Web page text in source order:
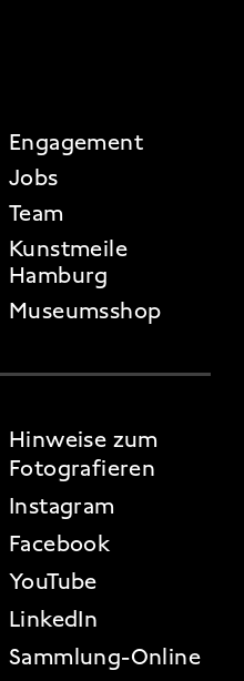
Engagement
Jobs
Team
Kunstmeile
Hamburg
Museumsshop
Hinweise zum
Fotografieren
Instagram
Facebook
YouTube
LinkedIn
Sammlung-Online